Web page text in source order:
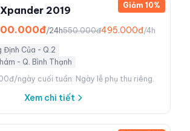
Giảm 10%
2019
/24h550.000đ495.000đ/4h
Định Của - Q.2
- Q. Bình Thạnh
ngày cuối tuần. Ngày lễ phụ thu riêng.
Xem chi tiết